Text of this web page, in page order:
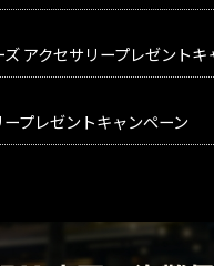
アクセサリープレゼントキ
プレゼントキャンペーン